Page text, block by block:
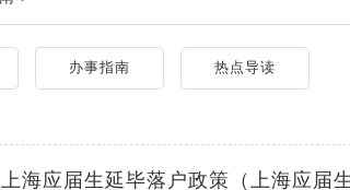
办事指南 热点导读
上海应届生延毕落户政策（上海应届